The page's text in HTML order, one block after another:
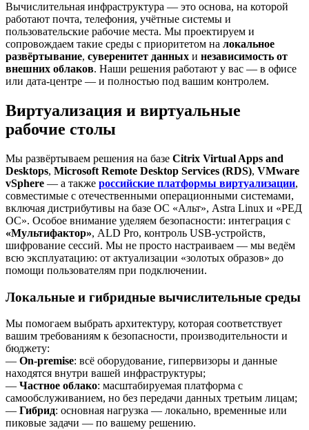
Вычислительная инфраструктура — это основа, на которой
работают почта, телефония, учётные системы и
пользовательские рабочие места. Мы проектируем и
сопровождаем такие среды с приоритетом на локальное
развёртывание, суверенитет данных и независимость от
внешних облаков. Наши решения работают у вас — в офисе
или дата-центре — и полностью под вашим контролем.
Виртуализация и виртуальные
рабочие столы
Мы развёртываем решения на базе Citrix Virtual Apps and
Desktops, Microsoft Remote Desktop Services (RDS), VMware
vSphere — а также российские платформы виртуализации,
совместимые с отечественными операционными системами,
включая дистрибутивы на базе ОС «Альт», Astra Linux и «РЕД
ОС». Особое внимание уделяем безопасности: интеграция с
«Мультифактор», ALD Pro, контроль USB-устройств,
шифрование сессий. Мы не просто настраиваем — мы ведём
всю эксплуатацию: от актуализации «золотых образов» до
помощи пользователям при подключении.
Локальные и гибридные вычислительные среды
Мы помогаем выбрать архитектуру, которая соответствует
вашим требованиям к безопасности, производительности и
бюджету:
— On-premise: всё оборудование, гипервизоры и данные
находятся внутри вашей инфраструктуры;
— Частное облако: масштабируемая платформа с
самообслуживанием, но без передачи данных третьим лицам;
— Гибрид: основная нагрузка — локально, временные или
пиковые задачи — по вашему решению.